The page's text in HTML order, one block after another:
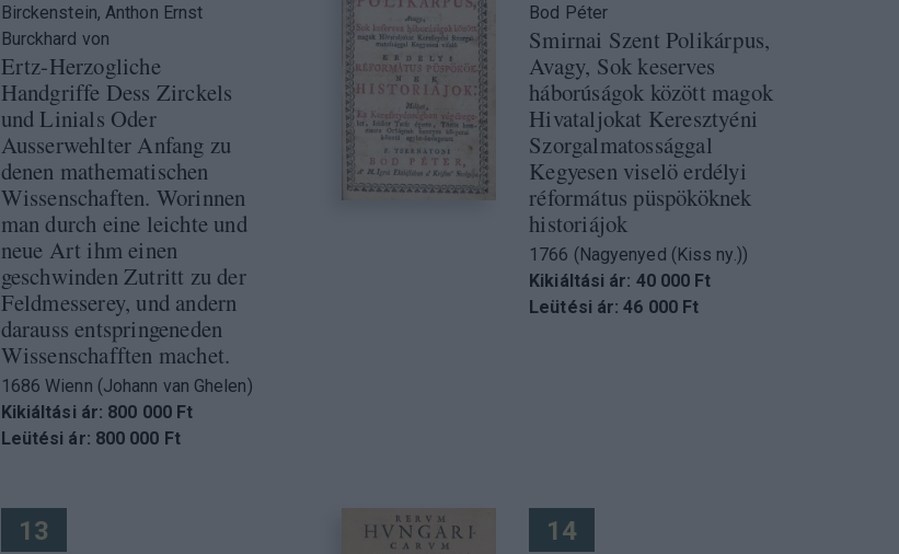
Birckenstein, Anthon Ernst
Burckhard von
Ertz-Herzogliche
Handgriffe Dess Zirckels
und Linials Oder
Ausserwehlter Anfang zu
denen mathematischen
Wissenschaften. Worinnen
man durch eine leichte und
neue Art ihm einen
geschwinden Zutritt zu der
Feldmesserey, und andern
darauss entspringeneden
Wissenschafften machet.
1686 Wienn (Johann van Ghelen)
Kikiáltási ár: 800 000 Ft
Leütési ár: 800 000 Ft
Bod Péter
Smirnai Szent Polikárpus,
Avagy, Sok keserves
háborúságok között magok
Hivataljokat Keresztyéni
Szorgalmatossággal
Kegyesen viselö erdélyi
réformátus püspököknek
historiájok
1766 (Nagyenyed (Kiss ny.))
Kikiáltási ár: 40 000 Ft
Leütési ár: 46 000 Ft
13 14